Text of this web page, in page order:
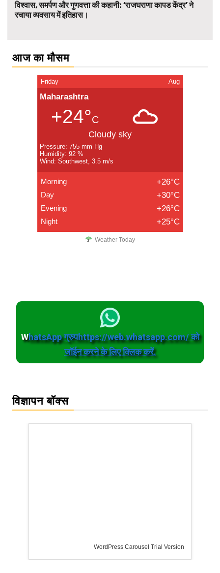
विश्वास, समर्पण और गुणवत्ता की कहानी: ‘राजघराणा कापड केंद्र’ ने
रचाया व्यवसाय में इतिहास।
आज का मौसम
Friday Aug
Maharashtra
+24°C
Cloudy sky
Pressure: 755 mm Hg
Humidity: 92 %
Wind: Southwest, 3.5 m/s
Morning +26°C
Day +30°C
Evening +26°C
Night +25°C
Weather Today
WhatsApp ग्रुपhttps://web.whatsapp.com/ को
जॉईन करने के लिए क्लिक करें.
विज्ञापन बॉक्स
WordPress Carousel Trial Version